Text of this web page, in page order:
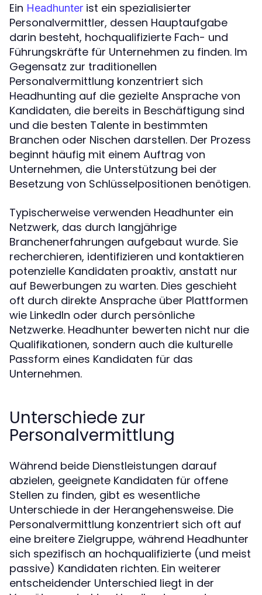
Ein Headhunter ist ein spezialisierter
Personalvermittler, dessen Hauptaufgabe
darin besteht, hochqualifizierte Fach- und
Führungskräfte für Unternehmen zu finden. Im
Gegensatz zur traditionellen
Personalvermittlung konzentriert sich
Headhunting auf die gezielte Ansprache von
Kandidaten, die bereits in Beschäftigung sind
und die besten Talente in bestimmten
Branchen oder Nischen darstellen. Der Prozess
beginnt häufig mit einem Auftrag von
Unternehmen, die Unterstützung bei der
Besetzung von Schlüsselpositionen benötigen.
Typischerweise verwenden Headhunter ein
Netzwerk, das durch langjährige
Branchenerfahrungen aufgebaut wurde. Sie
recherchieren, identifizieren und kontaktieren
potenzielle Kandidaten proaktiv, anstatt nur
auf Bewerbungen zu warten. Dies geschieht
oft durch direkte Ansprache über Plattformen
wie LinkedIn oder durch persönliche
Netzwerke. Headhunter bewerten nicht nur die
Qualifikationen, sondern auch die kulturelle
Passform eines Kandidaten für das
Unternehmen.
Unterschiede zur
Personalvermittlung
Während beide Dienstleistungen darauf
abzielen, geeignete Kandidaten für offene
Stellen zu finden, gibt es wesentliche
Unterschiede in der Herangehensweise. Die
Personalvermittlung konzentriert sich oft auf
eine breitere Zielgruppe, während Headhunter
sich spezifisch an hochqualifizierte (und meist
passive) Kandidaten richten. Ein weiterer
entscheidender Unterschied liegt in der